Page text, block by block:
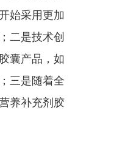
始采用更加
二是技术创
囊产品，如
三是随着全
养补充剂胶